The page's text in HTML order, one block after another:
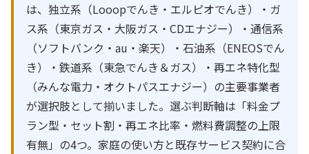
は、独立系（Looopでんき・エルピオでんき）・ガ
ス系（東京ガス・大阪ガス・CDエナジー）・通信系
（ソフトバンク・au・楽天）・石油系（ENEOSでん
き）・鉄道系（東急でんき＆ガス）・再エネ特化型
（みんな電力・オクトパスエナジー）の主要事業者
が選択肢として揃いました。選ぶ判断軸は「料金プ
ラン型・セット割・再エネ比率・燃料費調整の上限
有無」の4つ。家庭の使い方と既存サービス契約に合